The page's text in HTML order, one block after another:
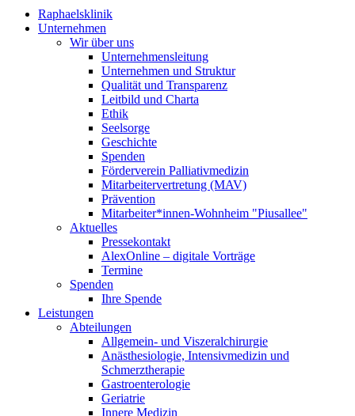
Raphaelsklinik
Unternehmen
Wir über uns
Unternehmensleitung
Unternehmen und Struktur
Qualität und Transparenz
Leitbild und Charta
Ethik
Seelsorge
Geschichte
Spenden
Förderverein Palliativmedizin
Mitarbeitervertretung (MAV)
Prävention
Mitarbeiter*innen-Wohnheim "Piusallee"
Aktuelles
Pressekontakt
AlexOnline – digitale Vorträge
Termine
Spenden
Ihre Spende
Leistungen
Abteilungen
Allgemein- und Viszeralchirurgie
Anästhesiologie, Intensivmedizin und
Schmerztherapie
Gastroenterologie
Geriatrie
Innere Medizin